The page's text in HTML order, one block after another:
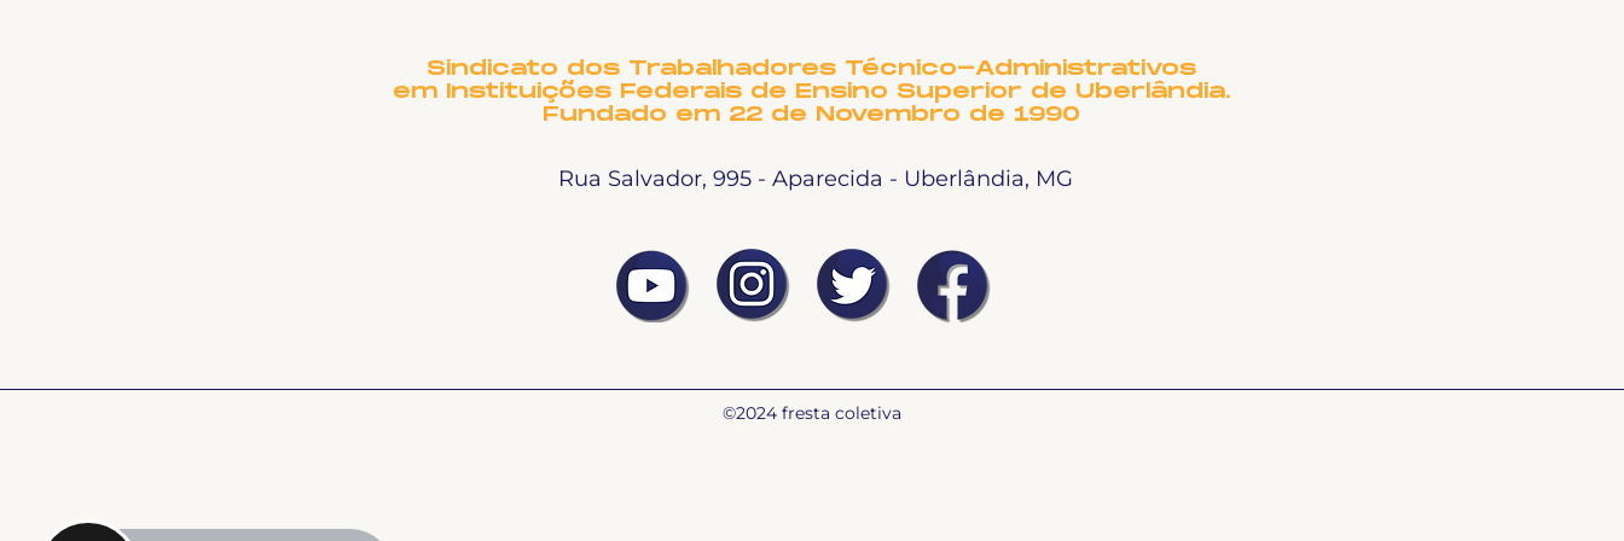
NOME?
Sindicato dos Trabalhadores Técnico-Administrativos
em Instituições Federais de Ensino Superior de Uberlândia.
Fundado em 22 de Novembro de 1990
Rua Salvador, 995 - Aparecida - Uberlândia, MG
©2024 fresta coletiva